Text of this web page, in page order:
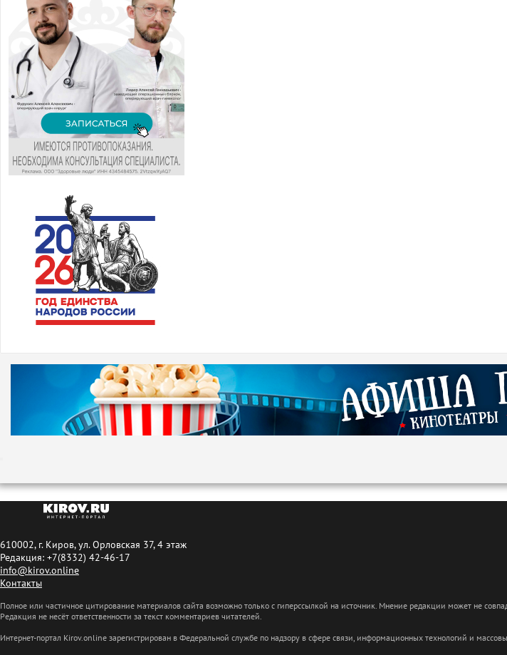
610002, г. Киров, ул. Орловская 37, 4 этаж
Редакция: +7(8332) 42-46-17
info@kirov.online
Контакты
Полное или частичное цитирование материалов сайта возможно только с гиперссылкой на источник. Мнение редакции может не
Редакция не несёт ответственности за текст комментариев читателей.
Интернет-портал Kirov.online зарегистрирован в Федеральной службе по надзору в сфере связи, информационных технологий и